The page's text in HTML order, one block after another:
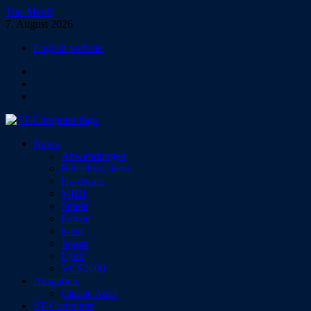
Zum
Inhalt
Top-Menü
7. August 2026
English website
ST-Computer
Das Magazin für Atari-Computer und -Konsolen
News
Anwendungen
Betriebssysteme
Hardware
MIDI
Spiele
Falcon
8-Bit
Jaguar
Lynx
VCS2600
Ausgaben
Classic Atari
ST-Computer